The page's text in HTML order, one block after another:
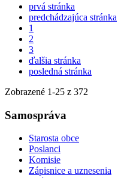
prvá stránka
predchádzajúca stránka
1
2
3
ďalšia stránka
posledná stránka
Zobrazené 1-25 z 372
Samospráva
Starosta obce
Poslanci
Komisie
Zápisnice a uznesenia